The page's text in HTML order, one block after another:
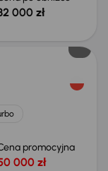
000 zł
promocyjna
000 zł